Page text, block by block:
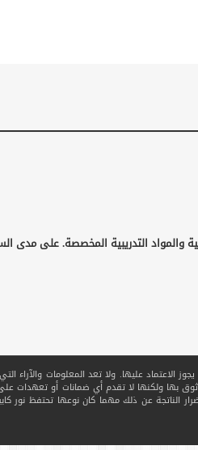
والمواد التدريبية المخصصة. على
عليها. ولا تعد المعلومات والآراء
بها ولكنها لا تقدم أي ضمانات أو
الناتجة عن ذلك مهما كان نوعها تحتفظ نور